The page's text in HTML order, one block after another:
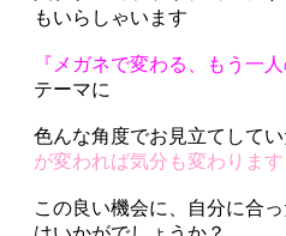
もいらしゃいます
『メガネで変わる、もう一
テーマに
色んな角度でお見立てして
が変われば気分も変わります
この良い機会に、自分に合